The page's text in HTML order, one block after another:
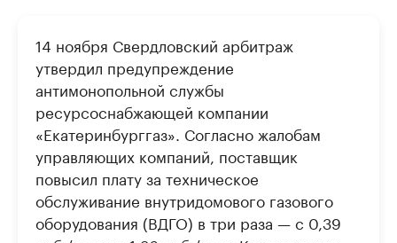
14 ноября Свердловский арбитраж
утвердил предупреждение
антимонопольной службы
ресурсоснабжающей компании
«Екатеринбурггаз». Согласно жалобам
управляющих компаний, поставщик
повысил плату за техническое
обслуживание внутридомового газового
оборудования (ВДГО) в три раза — с 0,39